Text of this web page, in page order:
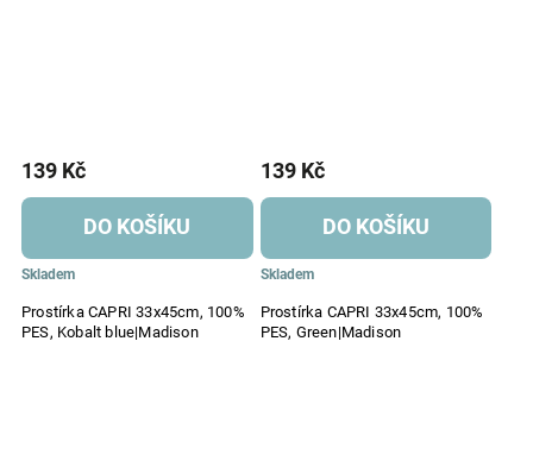
Prostírka CAPRI 33x45cm, 100%
PES, Kobalt blue|Madison
Skladem
139 Kč
DO KOŠÍKU
Prostírka CAPRI 33x45cm, 100%
PES, Green|Madison
Skladem
139 Kč
DO KOŠÍKU